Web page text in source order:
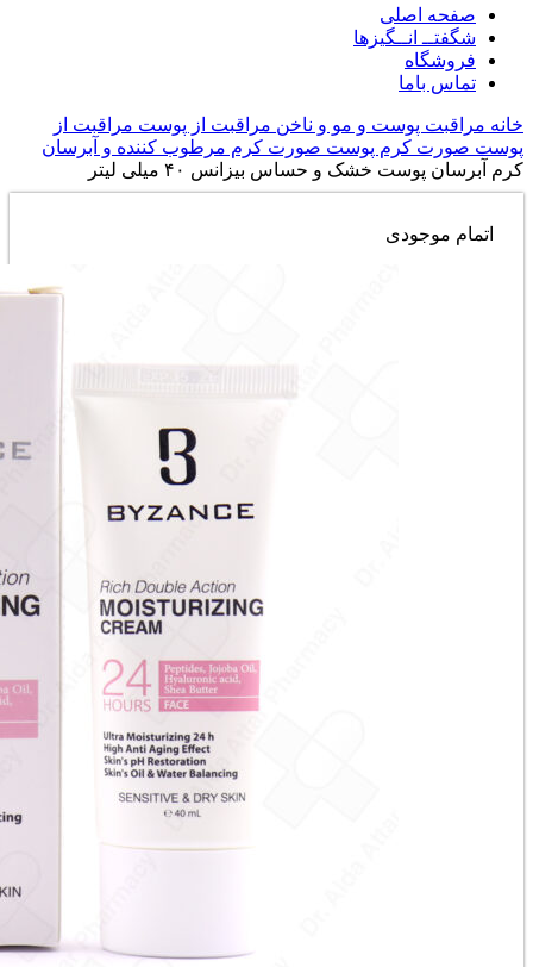
صفحه اصلی
شگفتــ انــگیزها
فروشگاه
تماس باما
خانه مراقبت پوست و مو و ناخن مراقبت از پوست مراقبت از
پوست صورت کرم پوست صورت کرم مرطوب کننده و آبرسان
کرم آبرسان پوست خشک و حساس بیزانس ۴۰ میلی لیتر
اتمام موجودی